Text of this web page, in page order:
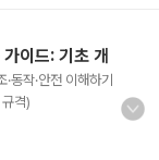
이드: 기초 개
동작·안전 이해하기
격)